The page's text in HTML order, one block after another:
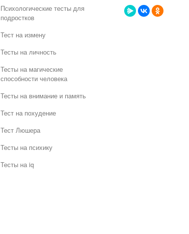
Психологические тесты для
подростков
Тест на измену
Тесты на личность
Тесты на магические
способности человека
Тесты на внимание и память
Тест на похудение
Тест Люшера
Тесты на психику
Тесты на iq